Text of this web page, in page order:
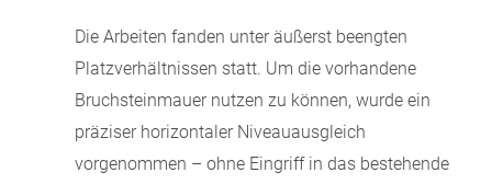
Die Arbeiten fanden unter äußerst beengten
Platzverhältnissen statt. Um die vorhandene
Bruchsteinmauer nutzen zu können, wurde ein
präziser horizontaler Niveauausgleich
vorgenommen – ohne Eingriff in das bestehende